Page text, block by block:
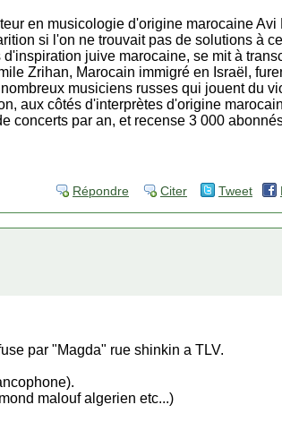
en musicologie d'origine marocaine
si l'on ne trouvait pas de solutions à
juive marocaine, se mit à
Zrihan, Marocain immigré en Israël,
musiciens russes qui jouent du
aux côtés d'interprètes d'origine
concerts par an, et recense 3 000
Répondre Citer Tweet
par "Magda" rue shinkin a TLV.
malouf algerien etc...)